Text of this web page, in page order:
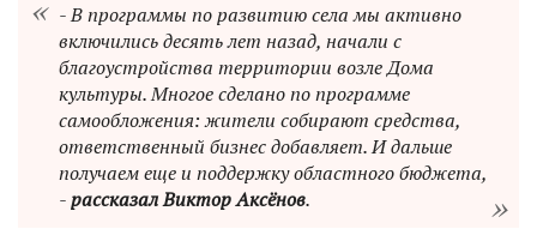
- В программы по развитию села мы активно
включились десять лет назад, начали с
благоустройства территории возле Дома
культуры. Многое сделано по программе
самообложения: жители собирают средства,
ответственный бизнес добавляет. И дальше
получаем еще и поддержку областного бюджета,
-рассказал Виктор Аксёнов.